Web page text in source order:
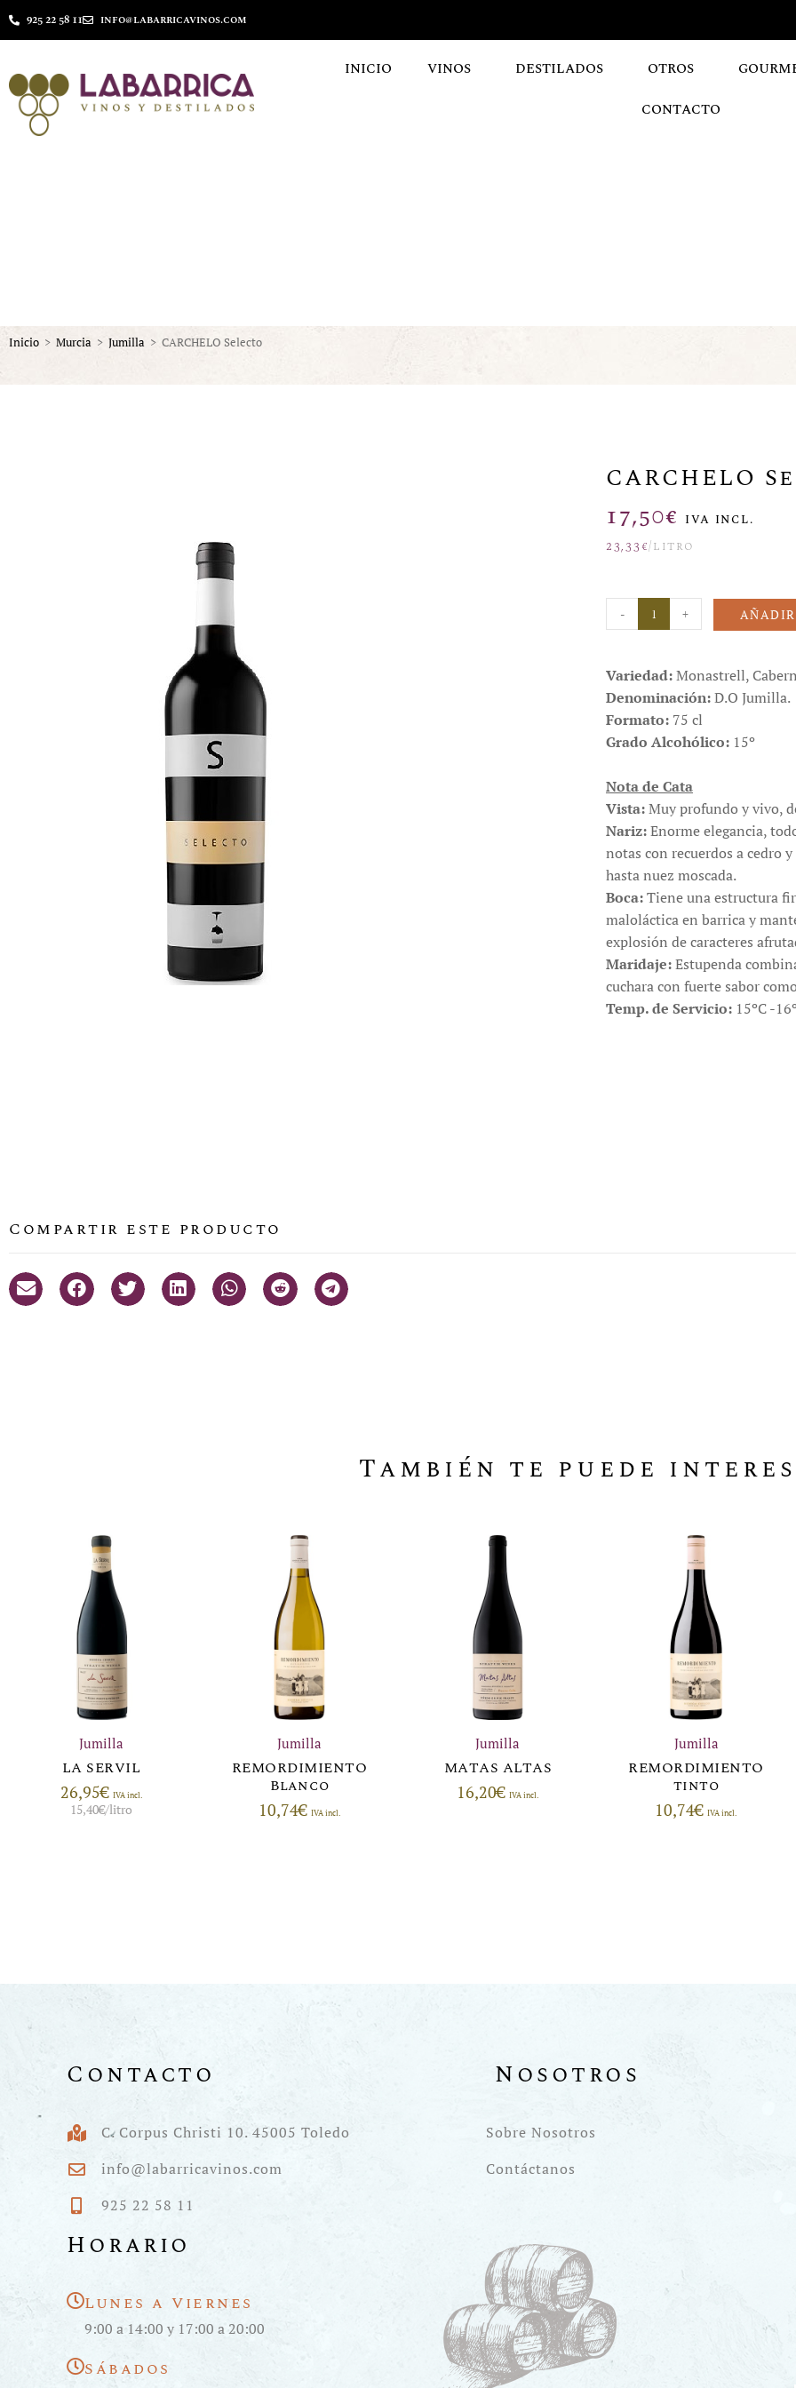
925 22 58 11 info@labarricavinos.com
INICIO VINOS DESTILADOS OTROS
CONTACTO
Inicio > Murcia > Jumilla > CARCHELO Selecto
CARCHELO
17,50€ IVA INCL.
23,33€/litro
- +
Variedad:Monastrell,
Denominación:D.O Jumilla.
Formato: 75 cl
Grado Alcohólico: 15º
Nota de Cata
Vista:Muy profundo y vivo,
Nariz:Enorme elegancia,
notas con recuerdos a cedro
hasta nuez moscada.
Boca:Tiene una estructura
maloláctica en barrica y
explosión de caracteres
Maridaje:Estupenda
cuchara con fuerte sabor
Temp. de Servicio: 15ºC -
Compartir este producto
También te puede
Jumilla
LA SERVIL
26,95€ IVA incl.
15,40€/litro
Jumilla
REMORDIMIENTO
Blanco
10,74€ IVA incl.
Jumilla
MATAS ALTAS
16,20€ IVA incl.
Jumilla
REMORDIMIENTO
tinto
10,74€ IVA incl.
Contacto
C. Corpus Christi 10. 45005 Toledo
info@labarricavinos.com
925 22 58 11
Horario
Lunes a Viernes
9:00 a 14:00 y 17:00 a 20:00
Sábados
Nosotros
Sobre Nosotros
Contáctanos